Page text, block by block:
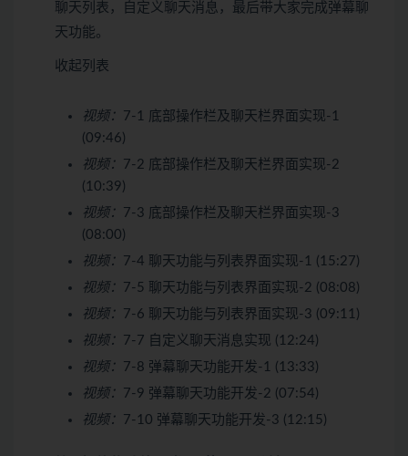
聊天列表，自定义聊天消息，最后带大家完成弹幕聊
天功能。
收起列表
视频：
7-1 底部操作栏及聊天栏界面实现-1
(09:46)
视频：
7-2 底部操作栏及聊天栏界面实现-2
(10:39)
视频：
7-3 底部操作栏及聊天栏界面实现-3
(08:00)
视频：
7-4 聊天功能与列表界面实现-1 (15:27)
视频：
7-5 聊天功能与列表界面实现-2 (08:08)
视频：
7-6 聊天功能与列表界面实现-3 (09:11)
视频：
7-7 自定义聊天消息实现 (12:24)
视频：
7-8 弹幕聊天功能开发-1 (13:33)
视频：
7-9 弹幕聊天功能开发-2 (07:54)
视频：
7-10 弹幕聊天功能开发-3 (12:15)